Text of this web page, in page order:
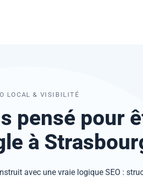
LOCAL & VISIBILITÉ
pensé pour
à
avec une vraie logique SEO :